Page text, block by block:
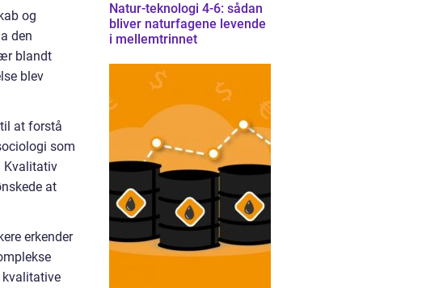
og
den
blandt
blev
at forstå
som
Kvalitativ
at
erkender
kvalitative
Natur-teknologi 4-6: sådan
bliver naturfagene levende
i mellemtrinnet